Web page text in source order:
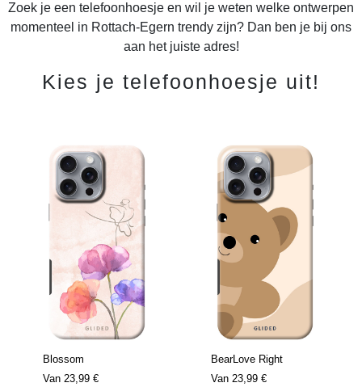
Zoek je een telefoonhoesje en wil je weten welke ontwerpen
momenteel in Rottach-Egern trendy zijn? Dan ben je bij ons
aan het juiste adres!
Kies je telefoonhoesje uit!
Blossom
Van 23,99 €
BearLove Right
Van 23,99 €